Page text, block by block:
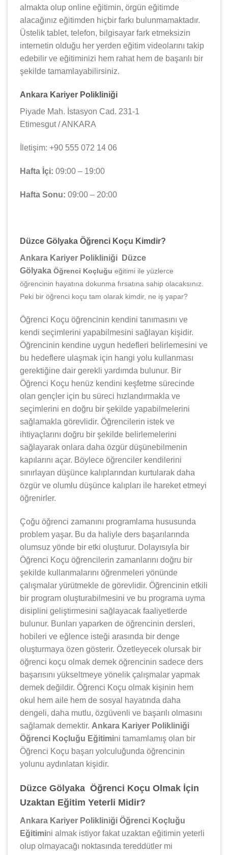
almakta olup online eğitimin, örgün eğitimde
alacağınız eğitimden hiçbir farkı bulunmamaktadır.
Üstelik tablet, telefon, bilgisayar fark etmeksizin
internetin olduğu her yerden eğitim videolarını takip
edebilir ve eğitiminizi hem rahat hem de başarılı bir
şekilde tamamlayabilirsiniz.
Ankara Kariyer Polikliniği
Piyade Mah. İstasyon Cad. 231-1
Etimesgut / ANKARA
İletişim: +90 555 072 14 06
Hafta İçi: 09:00 – 19:00
Hafta Sonu: 09:00 – 20:00
Düzce Gölyaka Öğrenci Koçu Kimdir?
Ankara Kariyer Polikliniği Düzce
Gölyaka Öğrenci Koçluğu eğitimi ile yüzlerce
öğrencinin hayatına dokunma fırsatına sahip olacaksınız.
Peki bir öğrenci koçu tam olarak kimdir, ne iş yapar?
Öğrenci Koçu öğrencinin kendini tanımasını ve
kendi seçimlerini yapabilmesini sağlayan kişidir.
Öğrencinin kendine uygun hedefleri belirlemesini ve
bu hedeflere ulaşmak için hangi yolu kullanması
gerektiğine dair gerekli yardımda bulunur. Bir
Öğrenci Koçu henüz kendini keşfetme sürecinde
olan gençler için bu süreci hızlandırmakla ve
seçimlerini en doğru bir şekilde yapabilmelerini
sağlamakla görevlidir. Öğrencilerin istek ve
ihtiyaçlarını doğru bir şekilde belirlemelerini
sağlayarak onlara daha özgür düşünebilmenin
kapılarını açar. Böylece öğrenciler kendilerini
sınırlayan düşünce kalıplarından kurtularak daha
özgür ve olumlu düşünce kalıpları ile hareket etmeyi
öğrenirler.
Çoğu öğrenci zamanını programlama hususunda
problem yaşar. Bu da haliyle ders başarılarında
olumsuz yönde bir etki oluşturur. Dolayısıyla bir
Öğrenci Koçu öğrencilerin zamanlarını doğru bir
şekilde kullanmalarını öğrenmeleri yönünde
çalışmalar yürütmekle de görevlidir. Öğrencinin etkili
bir program oluşturabilmesini ve bu programa uyma
disiplini geliştirmesini sağlayacak faaliyetlerde
bulunur. Bunları yaparken de öğrencinin dersleri,
hobileri ve eğlence isteği arasında bir denge
oluşturmaya özen gösterir. Özetleyecek olursak bir
öğrenci koçu olmak demek öğrencinin sadece ders
başarısını yükseltmeye yönelik çalışmalar yapmak
demek değildir. Öğrenci Koçu olmak kişinin hem
okul hem aile hem de sosyal hayatında daha
dengeli, daha mutlu, özgüvenli ve başarılı olmasını
sağlamak demektir. Ankara Kariyer Polikliniği
Öğrenci Koçluğu Eğitimini tamamlamış olan bir
Öğrenci Koçu başarı yolculuğunda öğrencinin
yolunu aydınlatan kişidir.
Düzce Gölyaka Öğrenci Koçu Olmak İçin
Uzaktan Eğitim Yeterli Midir?
Ankara Kariyer Polikliniği Öğrenci Koçluğu
Eğitimini almak istiyor fakat uzaktan eğitimin yeterli
olup olmayacağı noktasında tereddütler mi